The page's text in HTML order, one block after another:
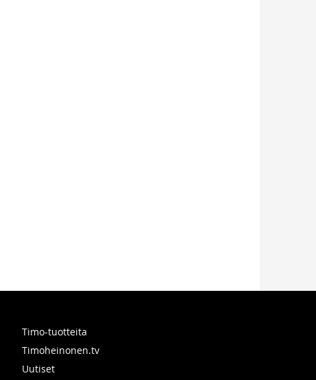
Timo-tuotteita
Timoheinonen.tv
Uutiset